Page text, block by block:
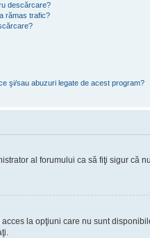
descărcare?
rămas trafic?
şi/sau abuzuri legate de acest program?
al forumului ca să fiţi sigur că
la opţiuni care nu sunt